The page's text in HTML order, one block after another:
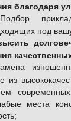
благодаря
под
из
места